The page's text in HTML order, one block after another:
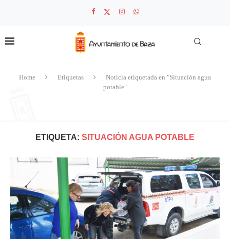
Home Etiquetas
Noticia etiquetada en "Situación agua
potable"
ETIQUETA: SITUACIÓN AGUA POTABLE